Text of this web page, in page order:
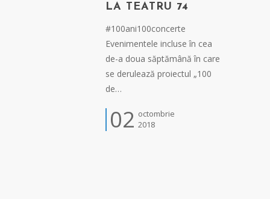
LA TEATRU 74
#100ani100concerte
Evenimentele incluse în cea
de-a doua săptămână în care
se derulează proiectul „100
de…
02 octombrie
2018